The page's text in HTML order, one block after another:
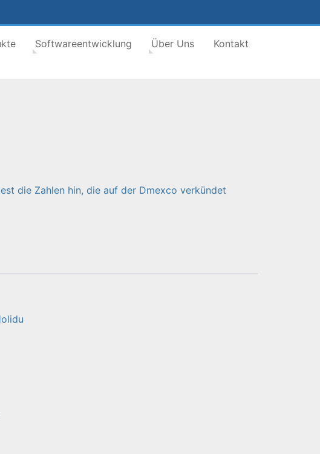
Softwareentwicklung Über Uns Kontakt